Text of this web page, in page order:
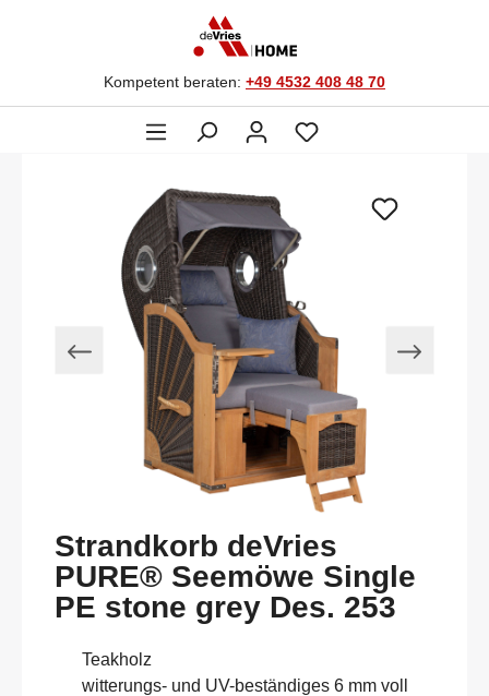
Kompetent beraten: +49 4532 408 48 70
Strandkorb deVries
PURE® Seemöwe Single
PE stone grey Des. 253
Teakholz
witterungs- und UV-beständiges 6 mm voll